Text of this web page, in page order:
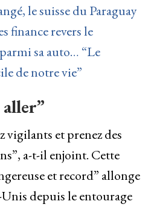
le suisse du Paraguay
finance revers le
sa auto… “Le
de notre vie”
vigilants et prenez des
a-t-il enjoint. Cette
et record” allonge
depuis le entourage